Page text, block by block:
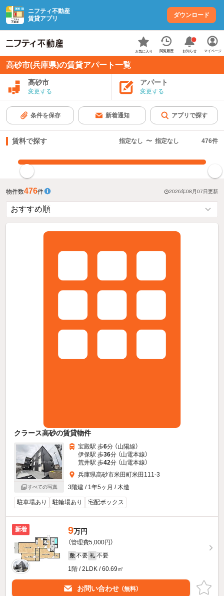
ニフティ不動産
賃貸アプリ
ダウンロード
お気に入り 閲覧履歴 お知らせ マイページ
高砂市(兵庫県)の賃貸アパート一覧
高砂市
変更する
アパート
変更する
条件を保存 新着通知 アプリで探す
賃料で探す 指定なし 〜 指定なし 476件
物件数476件 2026年08月07日更新
クラース高砂の賃貸物件
すべての写真
宝殿駅 歩6分 （山陽線）
伊保駅 歩36分 （山電本線）
荒井駅 歩42分 （山電本線）
兵庫県高砂市米田町米田111-3
3階建 / 1年5ヶ月 / 木造
駐車場あり 駐輪場あり 宅配ボックス
新着 9万円
（管理費5,000円）
敷 不要 礼 不要
1階 / 2LDK / 60.69㎡
お問い合わせ （無料）